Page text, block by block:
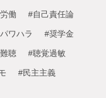
働 #自己責任論
ワハラ #奨学金
聴 #聴覚過敏
#民主主義